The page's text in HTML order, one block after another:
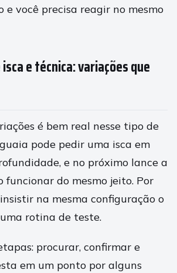
e você precisa reagir no mesmo
e técnica: variações que
é bem real nesse tipo de
pode pedir uma isca em
e no próximo lance a
funcionar do mesmo jeito. Por
na mesma configuração o
rotina de teste.
procurar, confirmar e
em um ponto por alguns